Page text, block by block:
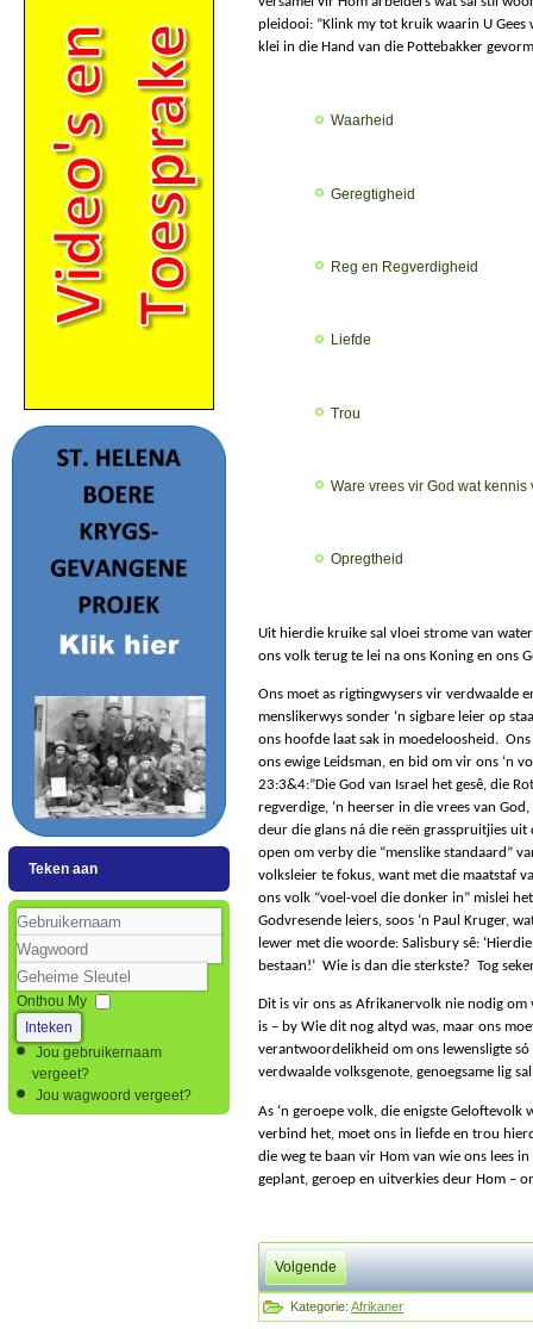
Teken aan
Gebruikernaam
Wagwoord
Geheime
Sleutel
Onthou My
Inteken
Jou gebruikernaam
vergeet?
Jou wagwoord vergeet?
pleidooi: ”Klink my tot kruik waarin U Gees
klei in die Hand van die Pottebakker
Waarheid
Geregtigheid
Reg en Regverdigheid
Liefde
Trou
Ware vrees vir God wat
Opregtheid
Uit hierdie kruike sal vloei strome van
ons volk terug te lei na ons Koning en ons
Ons moet as rigtingwysers vir verdwaalde
menslikerwys sonder ‘n sigbare leier op
ons hoofde laat sak in moedeloosheid.
ons ewige Leidsman, en bid om vir ons ‘n
23:3&4:”Die God van Israel het gesê, die
regverdige, ‘n heerser in die vrees van
deur die glans ná die reën grasspruitjies uit
open om verby die “menslike standaard”
volksleier te fokus, want met die maatstaf
ons volk “voel-voel die donker in” mislei
Godvresende leiers, soos ‘n Paul Kruger,
lewer met die woorde: Salisbury sê:
bestaan!’ Wie is dan die sterkste? Tog
Dit is vir ons as Afrikanervolk nie nodig
is – by Wie dit nog altyd was, maar ons
verantwoordelikheid om ons lewensligte só
verdwaalde volksgenote, genoegsame lig
As ‘n geroepe volk, die enigste
verbind het, moet ons in liefde en trou
die weg te baan vir Hom van wie ons lees in
geplant, geroep en uitverkies deur Hom –
Volgende
Kategorie: Afrikaner